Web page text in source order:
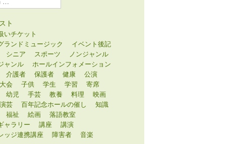
ト
いチケット
ランドミュージック
イベント後記
シニア
スポーツ
ノンジャンル
ャンル
ホールインフォメーション
介護者
保護者 健康
公演
大会
子供 学生 学習
寄席
幼児
手芸 教養 料理
映画
演芸
百年記念ホールの催し
知識
福祉
絵画
落語教室
ャラリー
講座
講演
ッジ連携講座
障害者 音楽